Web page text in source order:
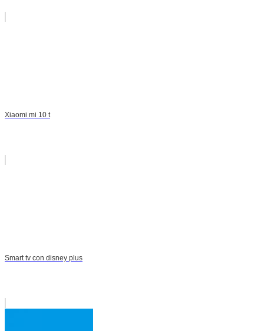
Xiaomi mi 10 t
Smart tv con disney plus